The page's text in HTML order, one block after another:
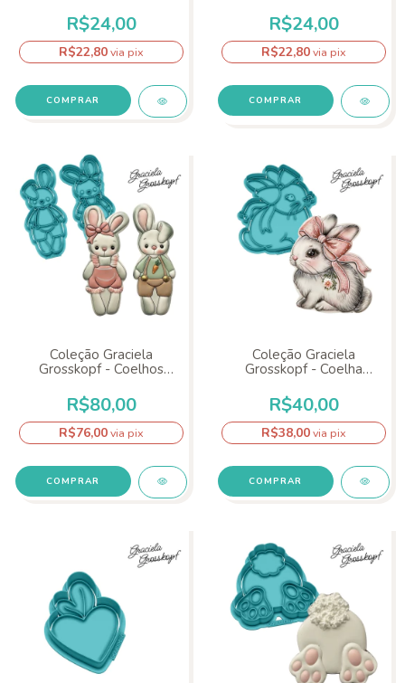
R$24,00
R$22,80via pix
COMPRAR
R$24,00
R$22,80via pix
Coleção Graciela
Grosskopf - Coelhos
R$80,00
R$76,00via pix
COMPRAR
Coleção Graciela
Grosskopf - Coelha
R$40,00
R$38,00via pix
COMPRAR